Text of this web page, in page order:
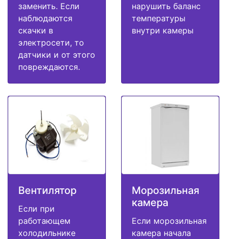
заменить. Если
наблюдаются
скачки в
электросети, то
датчики и от этого
повреждаются.
нарушить баланс
температуры
внутри камеры
Вентилятор
Если при
работающем
холодильнике
Морозильная
камера
Если морозильная
камера начала